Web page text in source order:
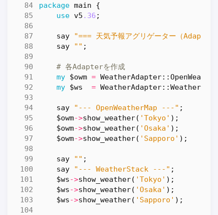
package main
{
use v5 .36 ;
say
"=== 天気予報アグリゲーター（
say
"" ;
# 各Adapterを作成
my $owm =
my $ws =
say "--- OpenWeatherMap ---" ;
$owm->show_weather( 'Tokyo' );
$owm->show_weather( 'Osaka' );
$owm->show_weather( 'Sapporo' );
say "" ;
say
"--- WeatherStack ---" ;
$ws->show_weather( 'Tokyo' );
$ws->show_weather( 'Osaka' );
$ws->show_weather( 'Sapporo' );